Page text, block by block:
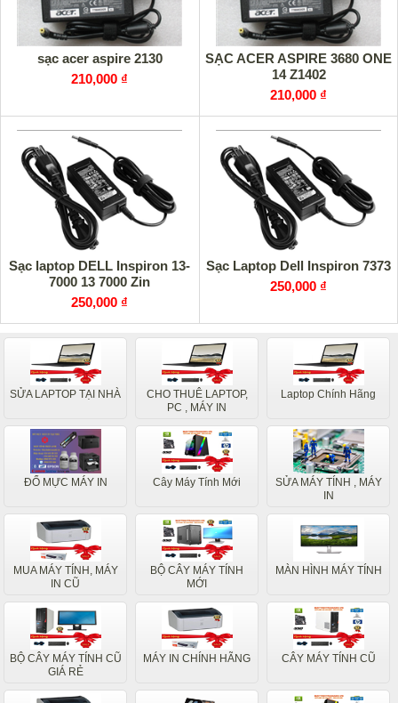
sạc acer aspire 2130
210,000 ₫
SẠC ACER ASPIRE 3680 ONE
14 Z1402
210,000 ₫
Sạc laptop DELL Inspiron 13-
7000 13 7000 Zin
250,000 ₫
Sạc Laptop Dell Inspiron 7373
250,000 ₫
SỬA LAPTOP TẠI NHÀ
CHO THUÊ LAPTOP,
PC , MÁY IN
Laptop Chính Hãng
ĐỔ MỰC MÁY IN Cây Máy Tính Mới
SỬA MÁY TÍNH , MÁY
IN
MUA MÁY TÍNH, MÁY
IN CŨ
BỘ CÂY MÁY TÍNH
MỚI
MÀN HÌNH MÁY TÍNH
BỘ CÂY MÁY TÍNH CŨ
GIÁ RẺ
MÁY IN CHÍNH HÃNG CÂY MÁY TÍNH CŨ